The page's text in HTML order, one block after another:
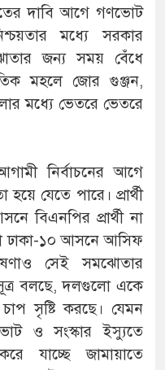
দাবি আগে গণভোট
মধ্যে সরকার
জন্য সময় বেঁধে
মহলে জোর গুঞ্জন,
মধ্যে ভেতরে ভেতরে
নির্বাচনের আগে
যেতে পারে। প্রার্থী
বিএনপির প্রার্থী না
ঢাকা-১০ আসনে আসিফ
সেই সমঝোতার
বলছে, দলগুলো একে
সৃষ্টি করছে। যেমন
ও সংস্কার ইস্যুতে
যাচ্ছে জামায়াতে